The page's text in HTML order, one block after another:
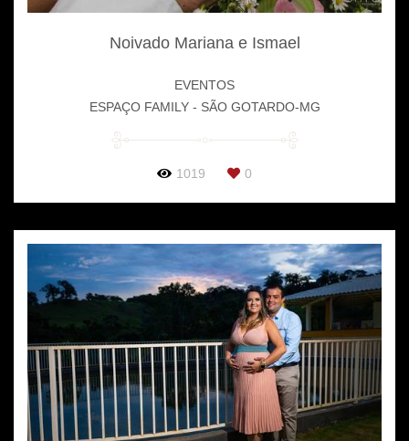
Noivado Mariana e Ismael
EVENTOS
ESPAÇO FAMILY - SÃO GOTARDO-MG
1019 0